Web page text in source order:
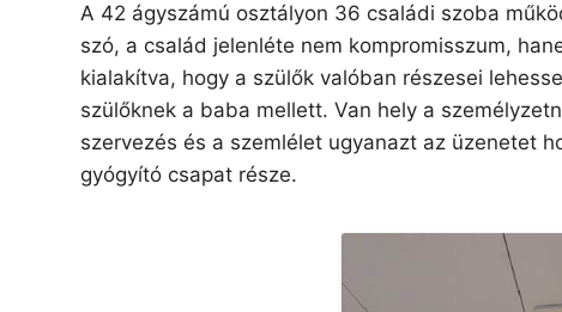
A 42 ágyszámú osztályon 36 családi szoba
szó, a család jelenléte nem kompromisszum,
kialakítva, hogy a szülők valóban részesei
szülőknek a baba mellett. Van hely a
szervezés és a szemlélet ugyanazt az üzenetet
gyógyító csapat része.